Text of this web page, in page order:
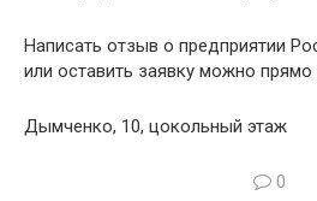
Написать отзыв о предприятии
или оставить заявку можно прямо
Дымченко, 10, цокольный этаж
0